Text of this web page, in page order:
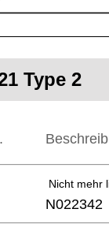
Type 2
Nicht mehr
N022342